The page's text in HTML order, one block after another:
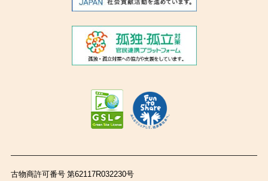
古物商許可番号 第62117R032230号